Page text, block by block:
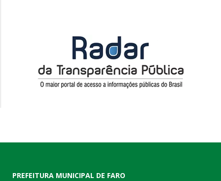
PREFEITURA MUNICIPAL DE FARO